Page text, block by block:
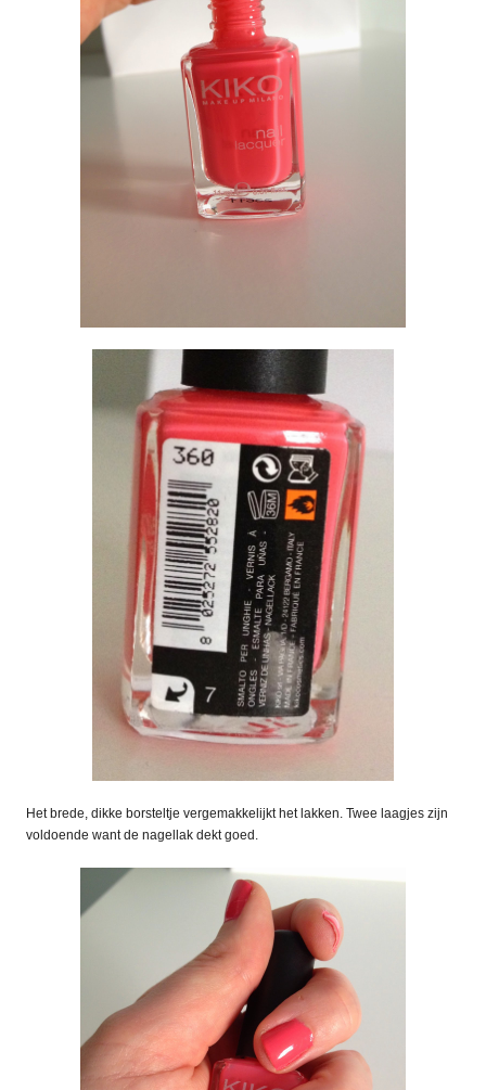
Het brede, dikke borsteltje vergemakkelijkt het lakken. Twee laagjes zijn
voldoende want de nagellak dekt goed.